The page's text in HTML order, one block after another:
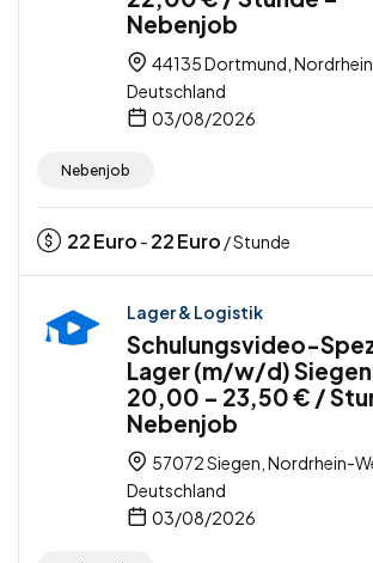
Nebenjob
44135 Dortmund,
Deutschland
03/08/2026
Nebenjob
22Euro - 22Euro / Stunde
Lager & Logistik
Schulungsvideo-
Lager (m/w/d) Siegen
20,00 – 23,50 € /
Nebenjob
57072 Siegen, Nordrhein-
Deutschland
03/08/2026